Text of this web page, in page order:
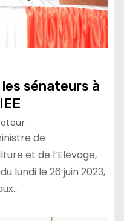
sénateurs à
de
et de l’Elevage,
lundi le 26 juin 2023,